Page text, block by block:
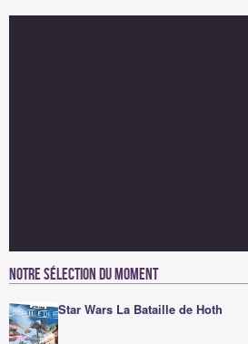
Notre sélection du moment
Star Wars La Bataille de Hoth